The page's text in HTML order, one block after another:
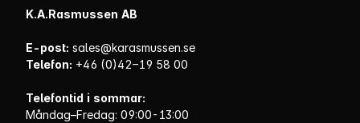
K.A.Rasmussen AB
E-post: sales@karasmussen.se
Telefon: +46 (0)42–19 58 00
Telefontid i sommar:
Måndag–Fredag: 09:00-13:00